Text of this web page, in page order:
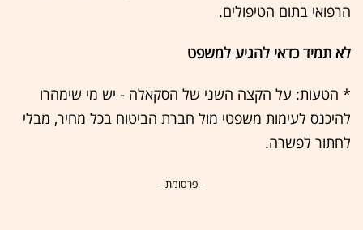
הרפואי בתום הטיפולים.
לא תמיד כדאי להגיע למשפט
* הטעות: על הקצה השני של הסקאלה - יש מי שימהרו
להיכנס לעימות משפטי מול חברת הביטוח בכל מחיר, מבלי
לחתור לפשרה.
- פרסומת -